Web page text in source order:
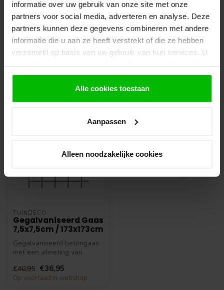
informatie over uw gebruik van onze site met onze
partners voor social media, adverteren en analyse. Deze
partners kunnen deze gegevens combineren met andere
informatie die u aan ze heeft verstrekt of die ze hebben
verzameld op basis van uw gebruik van hun services. U
gebruiken.
Alle cookies toestaan
Aanpassen
Alleen noodzakelijke cookies
bestelling gereed staat om af te halen. Wij
leggen bestellingen klaar en bestellen
eventueel artikelen die niet voorradig zijn bij
onze leverancier. Dit doen wij alleen wanneer
uw bestelling vooraf per iDeal voldaan is.
Recent bekeken
TUINDECO
Gegalvaniseerd Gaas
7,5x7,5cm / 173x173cm
Gegalvaniseerd betongaas
met een afmeting van
zonder hout...
€40,95 €36,95
Op voorraad in webshop